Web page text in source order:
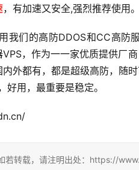
，有加速又安全,强烈推荐使用。
我们的高防DDOS和CC高防
，作为一一家优质提供厂
外都有，都是超级高防，随
用，最重要是稳定。
若转载，请注明出处：https://